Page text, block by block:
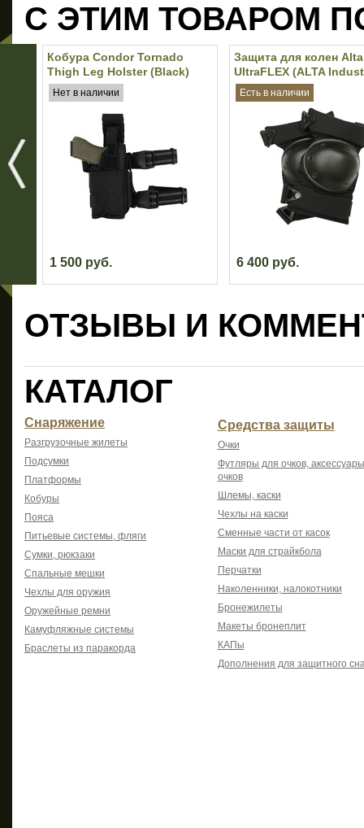
С ЭТИМ ТОВАРОМ
Кобура Condor Tornado
Thigh Leg Holster (Black)
Нет в наличии
1 500 руб.
Защита для колен Alta
UltraFLEX (ALTA
(Black)
Есть в наличии
6 400 руб.
ОТЗЫВЫ И
КАТАЛОГ
Снаряжение
Разгрузочные жилеты
Подсумки
Платформы
Кобуры
Пояса
Питьевые системы, фляги
Сумки, рюкзаки
Спальные мешки
Чехлы для оружия
Оружейные ремни
Камуфляжные системы
Браслеты из паракорда
Средства защиты
Очки
Футляры для очков,
очков
Шлемы, каски
Чехлы на каски
Сменные части от касок
Маски для страйкбола
Перчатки
Наколенники, налокотники
Бронежилеты
Макеты бронеплит
КАПы
Дополнения для защитного